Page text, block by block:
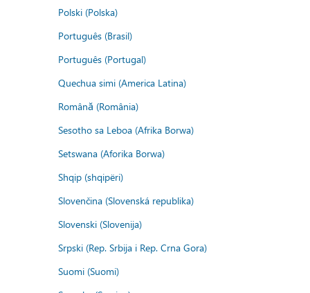
Polski (Polska)
Português (Brasil)
Português (Portugal)
Quechua simi (America Latina)
Română (România)
Sesotho sa Leboa (Afrika Borwa)
Setswana (Aforika Borwa)
Shqip (shqipëri)
Slovenčina (Slovenská republika)
Slovenski (Slovenija)
Srpski (Rep. Srbija i Rep. Crna Gora)
Suomi (Suomi)